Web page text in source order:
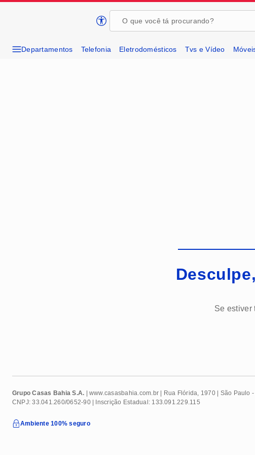
Página inicial da Casas Bahia
Departamentos Telefonia Eletrodomésticos Tvs e Vídeo
Se
Grupo Casas Bahia S.A. | www.casasbahia.com.br | Rua Flórida, 1970 | São Paulo -
CNPJ: 33.041.260/0652-90 | Inscrição Estadual: 133.091.229.115
Ambiente 100% seguro